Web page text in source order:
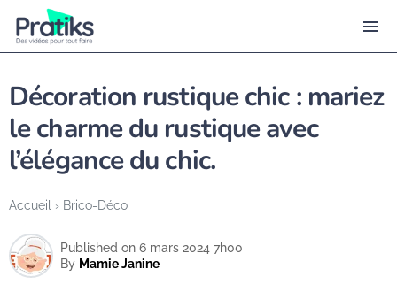
Accueil › Brico-Déco
Décoration rustique chic : mariez
le charme du rustique avec
l’élégance du chic.
By Mamie Janine
Published on 6 mars 2024 7h00